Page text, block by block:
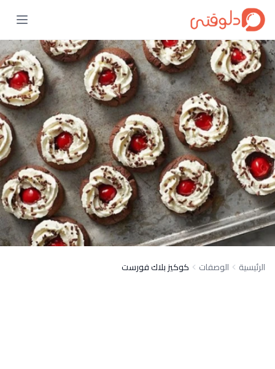
الرئيسية الوصفات كوكيز بلاك فورست